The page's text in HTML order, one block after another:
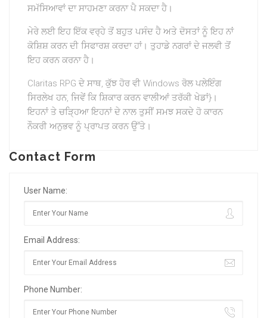
ਸਮੱਸਿਆਵਾਂ ਦਾ ਸਾਹਮਣਾ ਕਰਨਾ ਪੈ ਸਕਦਾ ਹੈ।
ਮੇਰੇ ਲਈ ਇਹ ਇੱਕ ਵਰ੍ਹੇ ਤੋਂ ਬਹੁਤ ਪਸੰਦ ਹੈ ਅਤੇ ਦੋਸਤਾਂ ਨੂੰ ਇਹ ਨਾਂ
ਕੋਸ਼ਿਸ਼ ਕਰਨ ਦੀ ਸਿਫਾਰਸ਼ ਕਰਦਾ ਹਾਂ। ਤੁਹਾਡੇ ਨਗਰਾਂ ਦੇ ਜਲਵੀ ਤੋਂ
ਇਹ ਕਰਨ ਕਰਨਾ ਹੈ।
Claritas RPG ਦੇ ਸਾਥ, ਕੁੱਝ ਹੋਰ ਵੀ Windows ਰੋਲ ਪਲੇਇੰਗ
ਸਿਰਲੇਖ ਹਨ, ਜਿਵੇਂ ਕਿ ਸ਼ਿਕਾਰ ਕਰਨ ਵਾਲੀਆਂ ਤਰੱਕੀ ਖੇਡਾਂ}।
ਇਹਨਾਂ ਤੇ ਚੜ੍ਹਿਆ ਇਹਨਾਂ ਦੇ ਨਾਲ ਤੁਸੀਂ ਸਮਝ ਸਕਦੇ ਹੋ ਕਾਰਨ
ਨੌਕਰੀ ਅਨੁਭਵ ਨੂੰ ਪ੍ਰਾਪਤ ਕਰਨ ਉੱਤੇ।
Contact Form
User Name:
Email Address:
Phone Number: